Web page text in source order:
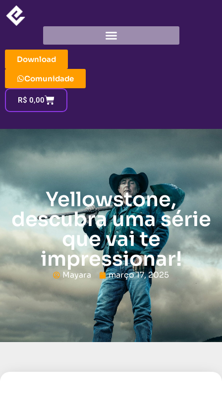
Download
Comunidade
R$ 0,00
Yellowstone,
descubra uma série
que vai te
impressionar!
Mayara março 17, 2025